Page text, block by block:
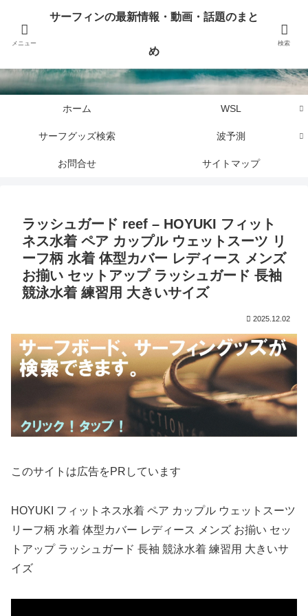
サーフィンに関するニュース・話題や最新情報を写真、画像、動画でまとめて
ホーム WSL
サーフグッズ検索 波予測
お問合せ サイトマップ
ラッシュガード reef – HOYUKI フィット
ネス水着 ペア カップル ウェットスーツ リ
ーフ柄 水着 体型カバー レディース メンズ
お揃い セットアップ ラッシュガード 長袖
競泳水着 練習用 大きいサイズ
2025.12.02
このサイトは広告をPRしています
HOYUKI フィットネス水着 ペア カップル ウェットスーツ
リーフ柄 水着 体型カバー レディース メンズ お揃い セッ
トアップ ラッシュガード 長袖 競泳水着 練習用 大きいサ
イズ
メニュー
サーフィンの最新情報・動画・話題のまと
め
検索